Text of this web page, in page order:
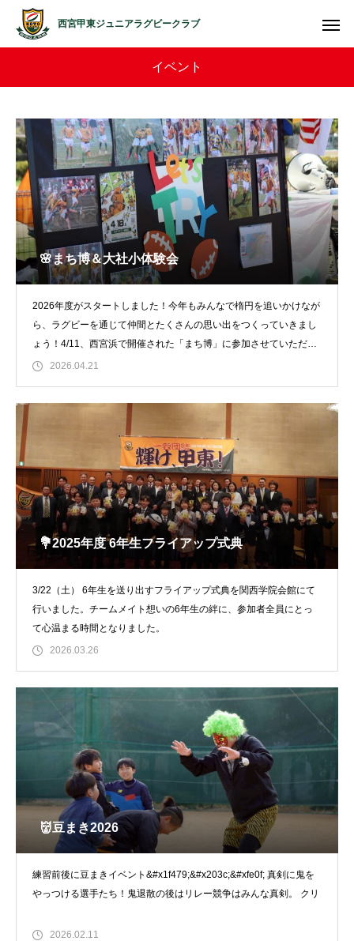
西宮甲東ジュニアラグビークラブ
イベント
🌸まち博＆大社小体験会
2026年度がスタートしました！今年もみんなで楕円を追いかけなが
ら、ラグビーを通じて仲間とたくさんの思い出をつくっていきまし
ょう！4/11、西宮浜で開催された「まち博」に参加させていただき
ま
2026.04.21
💐2025年度 6年生フライアップ式典
3/22（土） 6年生を送り出すフライアップ式典を関西学院会館にて
行いました。チームメイト想いの6年生の絆に、参加者全員にとっ
て心温まる時間となりました。
2026.03.26
👹豆まき2026
練習前後に豆まきイベント&#x1f479;&#x203c;&#xfe0f; 真剣に鬼を
やっつける選手たち！鬼退散の後はリレー競争はみんな真剣。 クリ
2026.02.11